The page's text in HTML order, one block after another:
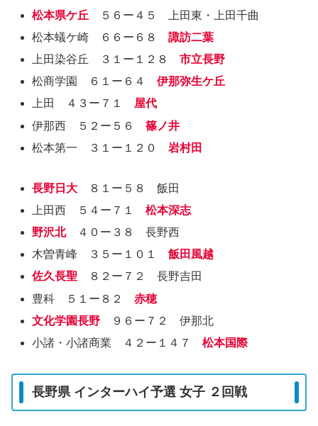
松本県ケ丘 ５６ー４５ 上田東・上田千曲
松本蟻ケ崎 ６６ー６８諏訪二葉
上田染谷丘 ３１ー１２８市立長野
松商学園 ６１ー６４伊那弥生ケ丘
上田 ４３ー７１ 屋代
伊那西 ５２ー５６篠ノ井
松本第一 ３１ー１２０岩村田
長野日大
８１ー５８ 飯田
上田西 ５４ー７１松本深志
野沢北
４０ー３８ 長野西
木曽青峰 ３５ー１０１飯田風越
佐久長聖
８２ー７２ 長野吉田
豊科 ５１ー８２赤穂
文化学園長野
９６ー７２ 伊那北
小諸・小諸商業 ４２ー１４７松本国際
長野県 インターハイ予選 女子 ２回戦